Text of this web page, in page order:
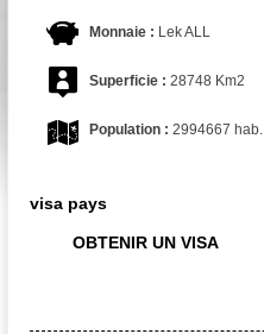
Monnaie : Lek ALL
Superficie : 28748 Km2
Population : 2994667 hab.
visa pays
OBTENIR UN VISA